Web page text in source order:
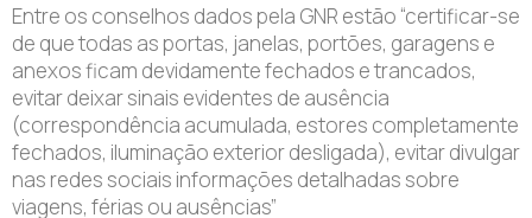
Entre os conselhos dados pela GNR estão “certificar-se
de que todas as portas, janelas, portões, garagens e
anexos ficam devidamente fechados e trancados,
evitar deixar sinais evidentes de ausência
(correspondência acumulada, estores completamente
fechados, iluminação exterior desligada), evitar divulgar
nas redes sociais informações detalhadas sobre
viagens, férias ou ausências”